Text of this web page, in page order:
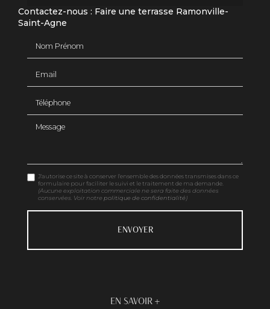
Contactez-nous : Faire une terrasse Ramonville-
Saint-Agne
Message
J'autorise ce site à conserver l'ensemble des données transmises dans ce
formulaire pour faciliter le suivi et le traitement de ma demande.
(Aucune exploitation commerciale ne sera faite des données
conservées. Voir notre politique de confidentialité)
EN SAVOIR +